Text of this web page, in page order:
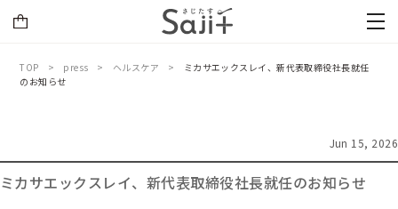
TOP press ヘルスケア
ミカサエックスレイ、新代表取締役社長就任
のお知らせ
Jun 15, 2026
ミカサエックスレイ、新代表取締役社長就任のお知らせ